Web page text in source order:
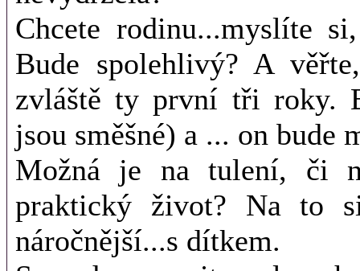
Chcete rodinu...myslíte
Bude spolehlivý? A
zvláště ty první tři roky.
jsou směšné) a ... on bude
Možná je na tulení, či
praktický život? Na to
náročnější...s dítkem.